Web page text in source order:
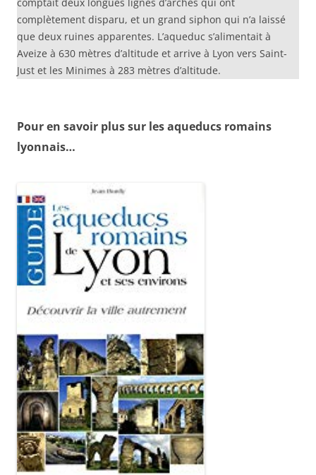
complètement disparu, et un grand siphon qui n’a laissé
que deux ruines apparentes. L’aqueduc s’alimentait à
Aveize à 630 mètres d’altitude et arrive à Lyon vers Saint-
Just et les Minimes à 283 mètres d’altitude.
Pour en savoir plus sur les aqueducs romains
lyonnais…